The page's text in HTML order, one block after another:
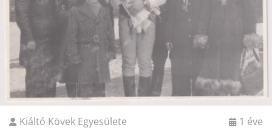
Kiáltó Kövek Egyesülete 1 éve